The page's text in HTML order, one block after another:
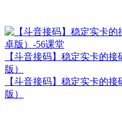
【斗音接码】稳定实卡的
版）
【斗音接码】稳定实卡的
版）